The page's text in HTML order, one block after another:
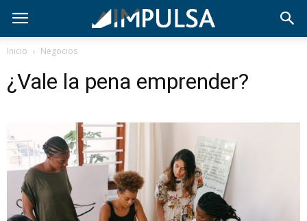
Inicio Negocios
¿Vale la pena emprender?